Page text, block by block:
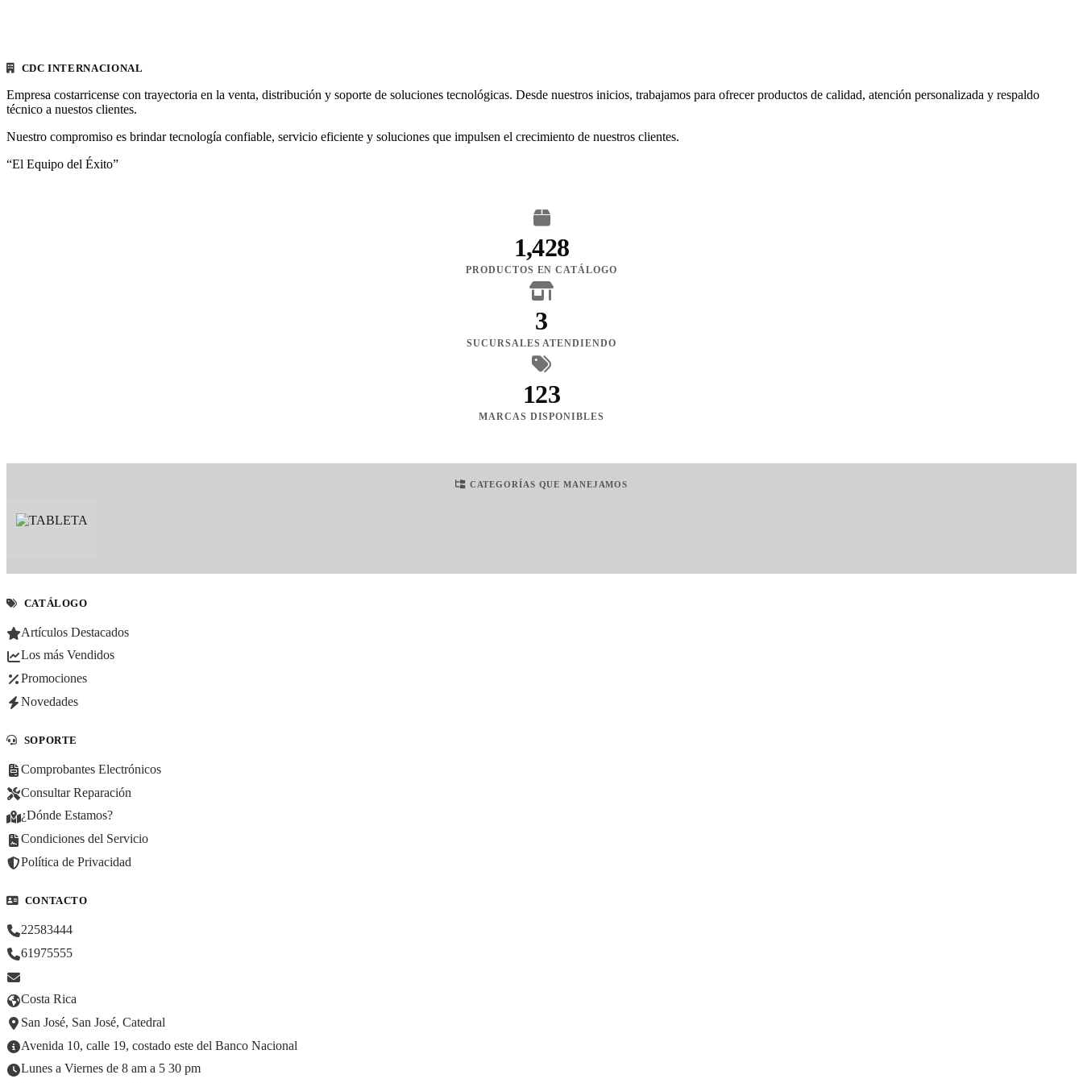
CDC INTERNACIONAL
Empresa costarricense con trayectoria en la venta, distribución y soporte de soluciones tecnológicas. Desde nuestros inicios, trabajamos para ofrecer productos de calidad, atención personalizada y respaldo
técnico a nuestos clientes.
Nuestro compromiso es brindar tecnología confiable, servicio eficiente y soluciones que impulsen el crecimiento de nuestros clientes.
“El Equipo del Éxito”
1,428
PRODUCTOS EN CATÁLOGO
3
SUCURSALES ATENDIENDO
123
MARCAS DISPONIBLES
CATEGORÍAS QUE MANEJAMOS
CATÁLOGO
Artículos Destacados
Los más Vendidos
Promociones
Novedades
SOPORTE
Comprobantes Electrónicos
Consultar Reparación
¿Dónde Estamos?
Condiciones del Servicio
Política de Privacidad
CONTACTO
22583444
61975555
Costa Rica
San José, San José, Catedral
Avenida 10, calle 19, costado este del Banco Nacional
Lunes a Viernes de 8 am a 5 30 pm